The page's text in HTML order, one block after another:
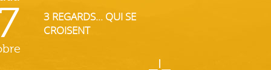
3 REGARDS... QUI SE
CROISENT